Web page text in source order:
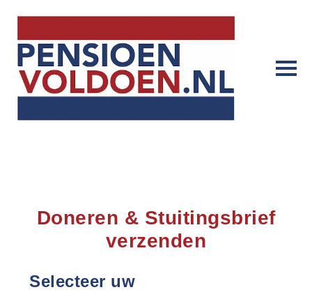
Doneren & Stuitingsbrief
verzenden
Selecteer uw